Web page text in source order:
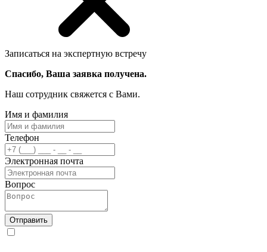
Записаться на экспертную встречу
Спасибо, Ваша заявка получена.
Наш сотрудник свяжется с Вами.
Имя и фамилия
Телефон
Электронная почта
Вопрос
Отправить